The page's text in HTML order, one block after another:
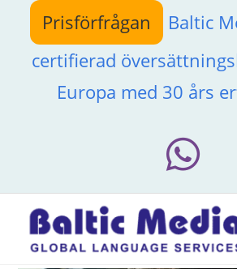
Hoppa
innehållet
Prisförfrågan Baltic
certifierad
Europa med 30 års